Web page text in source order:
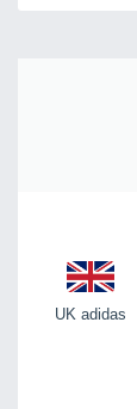
UK adidas